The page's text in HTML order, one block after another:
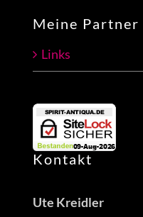
Meine Partner
Links
Kontakt
Ute Kreidler